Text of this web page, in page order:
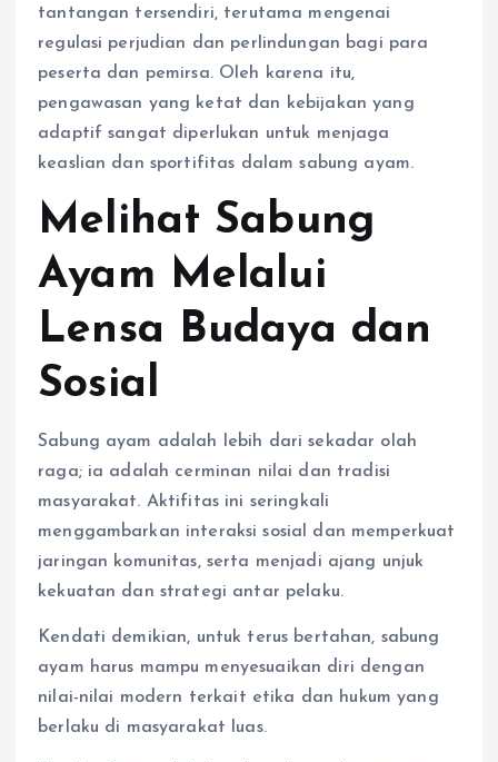
tantangan tersendiri, terutama mengenai
regulasi perjudian dan perlindungan bagi para
peserta dan pemirsa. Oleh karena itu,
pengawasan yang ketat dan kebijakan yang
adaptif sangat diperlukan untuk menjaga
keaslian dan sportifitas dalam sabung ayam.
Melihat Sabung
Ayam Melalui
Lensa Budaya dan
Sosial
Sabung ayam adalah lebih dari sekadar olah
raga; ia adalah cerminan nilai dan tradisi
masyarakat. Aktifitas ini seringkali
menggambarkan interaksi sosial dan memperkuat
jaringan komunitas, serta menjadi ajang unjuk
kekuatan dan strategi antar pelaku.
Kendati demikian, untuk terus bertahan, sabung
ayam harus mampu menyesuaikan diri dengan
nilai-nilai modern terkait etika dan hukum yang
berlaku di masyarakat luas.